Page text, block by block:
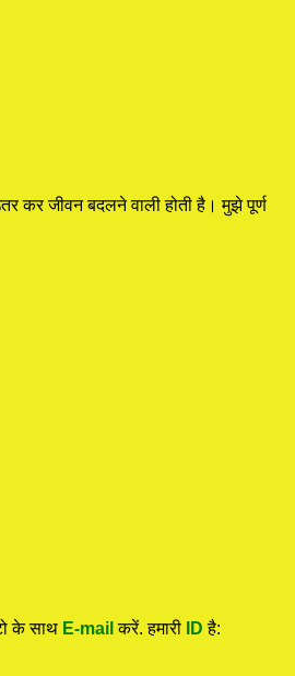
कर जीवन बदलने वाली होती है। मुझे पूर्ण
के साथ E-mail करें. हमारी IDहै: